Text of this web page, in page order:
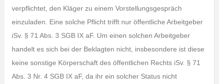
verpflichtet, den Kläger zu einem Vorstellungsgespräch
einzuladen. Eine solche Pflicht trifft nur öffentliche Arbeitgeber
iSv. § 71 Abs. 3 SGB IX aF. Um einen solchen Arbeitgeber
handelt es sich bei der Beklagten nicht, insbesondere ist diese
keine sonstige Körperschaft des öffentlichen Rechts iSv. § 71
Abs. 3 Nr. 4 SGB IX aF, da ihr ein solcher Status nicht